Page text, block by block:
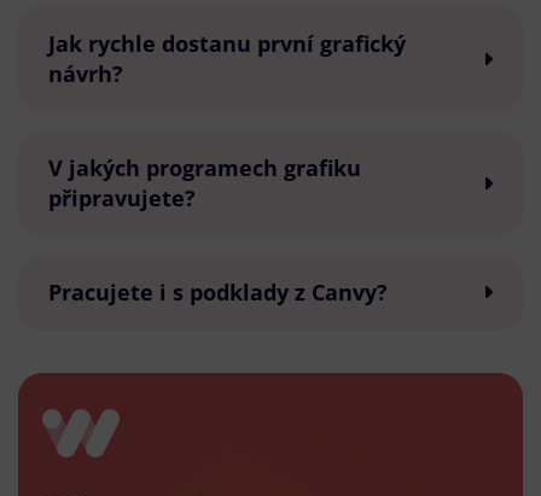
Jak rychle dostanu první grafický
návrh?
V jakých programech grafiku
připravujete?
Pracujete i s podklady z Canvy?